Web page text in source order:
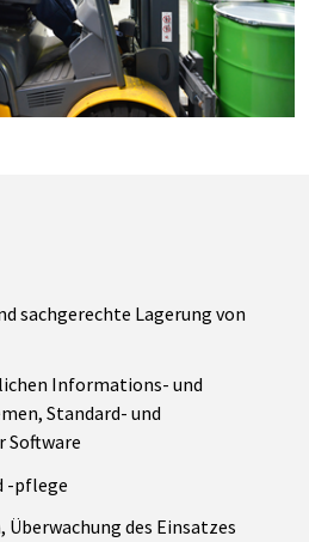
sachgerechte Lagerung von
Informations- und
Standard- und
Software
-pflege
des Einsatzes